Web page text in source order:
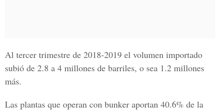
Al tercer trimestre de 2018-2019 el volumen importado
subió de 2.8 a 4 millones de barriles, o sea 1.2 millones
más.
Las plantas que operan con bunker aportan 40.6% de la